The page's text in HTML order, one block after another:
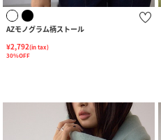
AZモノグラム柄ストール
¥2,792(in tax)
30%OFF